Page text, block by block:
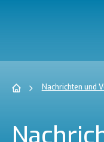
Nachrichten und